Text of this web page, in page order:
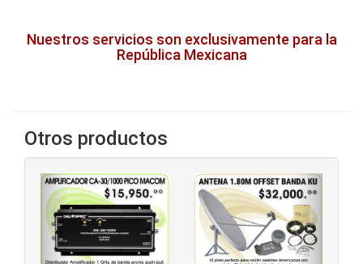
Nuestros servicios son exclusivamente para la
República Mexicana
Otros productos
‹ ›